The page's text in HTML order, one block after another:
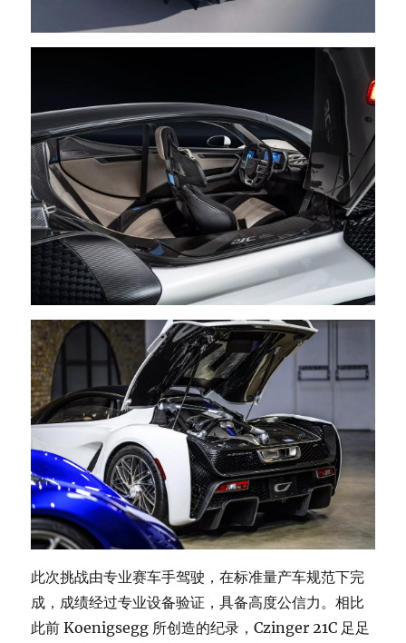
此次挑战由专业赛车手驾驶，在标准量产车规范下完
成，成绩经过专业设备验证，具备高度公信力。相比
此前 Koenigsegg 所创造的纪录，Czinger 21C 足足